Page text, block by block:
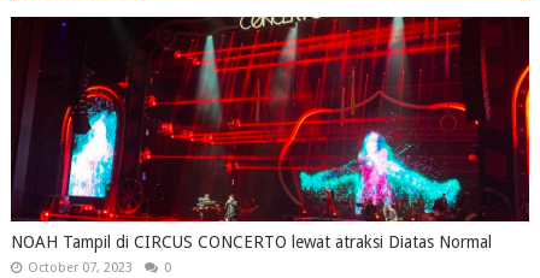
NOAH Tampil di CIRCUS CONCERTO lewat atraksi Diatas Normal
October 07, 2023 0